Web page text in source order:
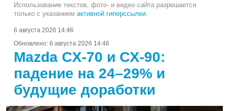
Использование текстов, фото- и видео сайта разрешается
только с указанием активной гиперссылки
6 августа 2026 14:46
Обновлено: 6 августа 2026 14:46
Mazda CX-70 и CX-90:
падение на 24–29% и
будущие доработки